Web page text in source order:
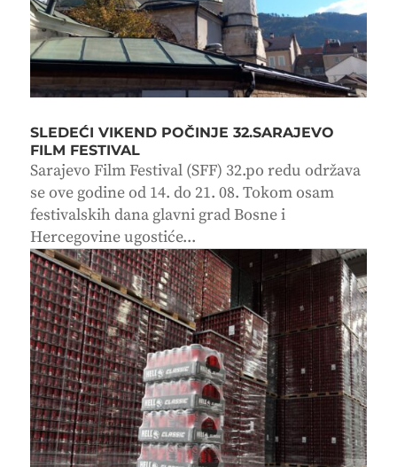
SLEDEĆI VIKEND POČINJE 32.SARAJEVO
FILM FESTIVAL
Sarajevo Film Festival (SFF) 32.po redu održava
se ove godine od 14. do 21. 08. Tokom osam
festivalskih dana glavni grad Bosne i
Hercegovine ugostiće...